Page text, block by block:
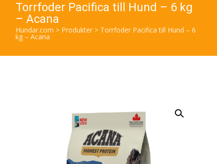
Torrfoder Pacifica till Hund – 6 kg
– Acana
Hundar.com > Produkter > Torrfoder Pacifica till Hund – 6
kg – Acana